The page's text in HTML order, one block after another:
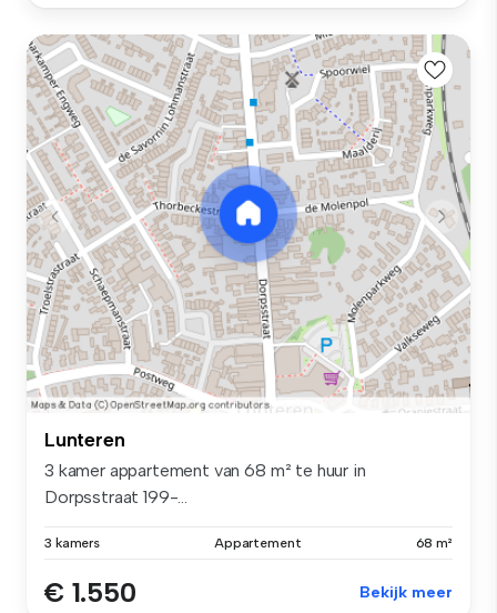
Lunteren
3 kamer appartement van 68 m² te huur in
Dorpsstraat 199-...
3 kamers Appartement 68 m²
€ 1.550 Bekijk meer